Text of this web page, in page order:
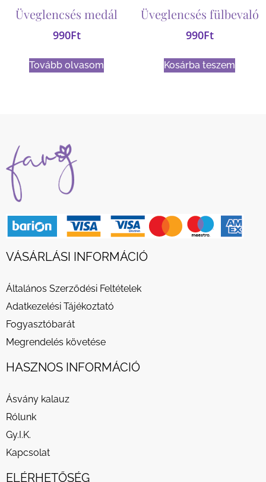
Üveglencsés medál
990Ft
Tovább olvasom
Üveglencsés fülbevaló
990Ft
Kosárba teszem
VÁSÁRLÁSI INFORMÁCIÓ
Általános Szerződési Feltételek
Adatkezelési Tájékoztató
Fogyasztóbarát
Megrendelés követése
HASZNOS INFORMÁCIÓ
Ásvány kalauz
Rólunk
Gy.I.K.
Kapcsolat
ELÉRHETŐSÉG